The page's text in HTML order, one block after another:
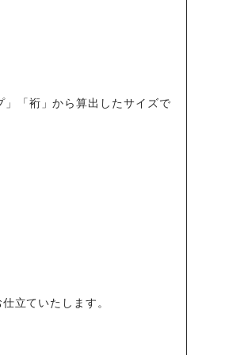
「裄」から算出したサイズで
立ていたします。